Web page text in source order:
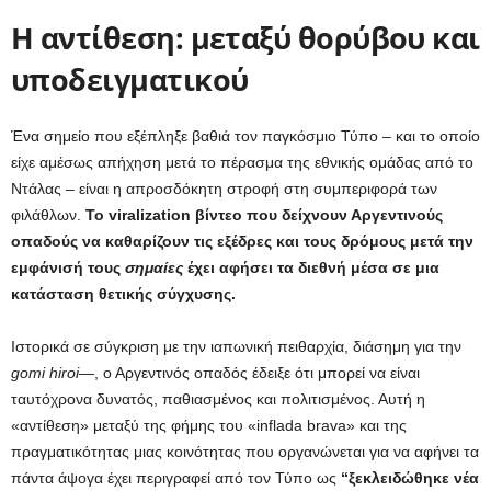
Η αντίθεση: μεταξύ θορύβου και
υποδειγματικού
Ένα σημείο που εξέπληξε βαθιά τον παγκόσμιο Τύπο – και το οποίο
είχε αμέσως απήχηση μετά το πέρασμα της εθνικής ομάδας από το
Ντάλας – είναι η απροσδόκητη στροφή στη συμπεριφορά των
φιλάθλων. Το viralization βίντεο που δείχνουν Αργεντινούς
οπαδούς να καθαρίζουν τις εξέδρες και τους δρόμους μετά την
εμφάνισή τους σημαίεςέχει αφήσει τα διεθνή μέσα σε μια
κατάσταση θετικής σύγχυσης.
Ιστορικά σε σύγκριση με την ιαπωνική πειθαρχία, διάσημη για την
gomi hiroi—, ο Αργεντινός οπαδός έδειξε ότι μπορεί να είναι
ταυτόχρονα δυνατός, παθιασμένος και πολιτισμένος. Αυτή η
«αντίθεση» μεταξύ της φήμης του «inflada brava» και της
πραγματικότητας μιας κοινότητας που οργανώνεται για να αφήνει τα
πάντα άψογα έχει περιγραφεί από τον Τύπο ως “ξεκλειδώθηκε νέα